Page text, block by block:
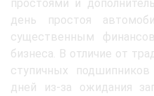
простоями и
день простоя
существенным
бизнеса. В отличие от
ступичных
дней из-за ожидания